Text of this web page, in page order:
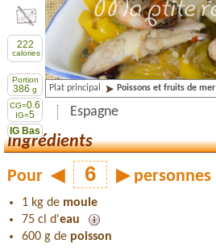
Partager cette recette
222
calories
Portion
386 g
CG=0.6
IG=5
IG Bas
Plat principal Poissons et fruits de mer
Espagne
Ingrédients
Pour ◀ ▶ personnes
1 kg de moule
75 cl d'eau
600 g de poisson